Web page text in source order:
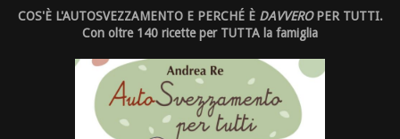
COS'È L'AUTOSVEZZAMENTO E PERCHÉ È DAVVEROPER TUTTI.
Con oltre 140 ricette per TUTTA la famiglia